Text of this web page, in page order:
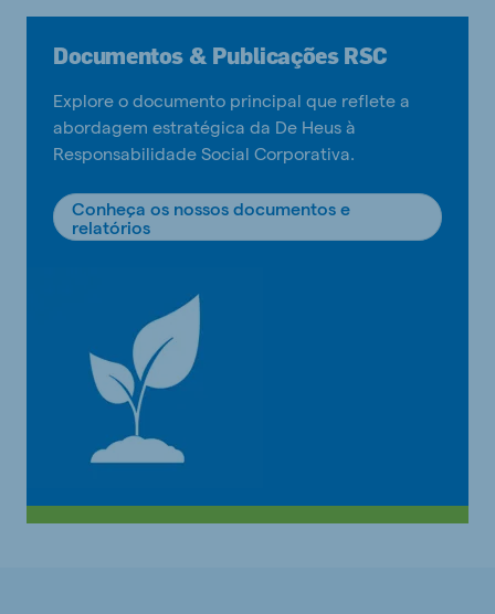
Documentos & Publicações RSC
Explore o documento principal que reflete a
abordagem estratégica da De Heus à
Responsabilidade Social Corporativa.
Conheça os nossos documentos e
relatórios